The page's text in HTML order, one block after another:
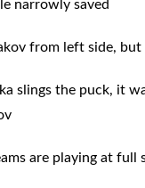
from left side,
slings the puck, it
are playing at full